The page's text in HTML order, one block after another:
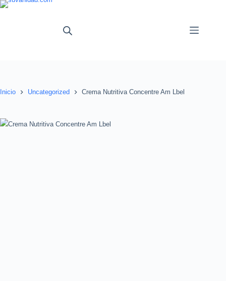
Saltar
Inicio Uncategorized Crema Nutritiva Concentre Am Lbel